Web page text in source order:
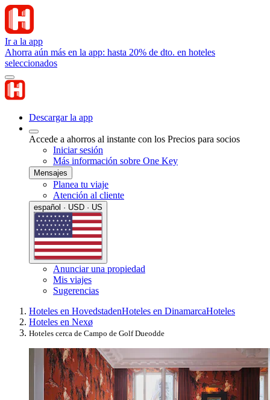
Ir a la app
Ahorra aún más en la app: hasta 20% de dto. en hoteles
seleccionados
Descargar la app
Accede a ahorros al instante con los Precios para socios
Iniciar sesión
Más información sobre One Key
Mensajes
Planea tu viaje
Atención al cliente
español · USD · US
Anunciar una propiedad
Mis viajes
Sugerencias
Hoteles en HovedstadenHoteles en DinamarcaHoteles
Hoteles en Nexø
Hoteles cerca de Campo de Golf Dueodde